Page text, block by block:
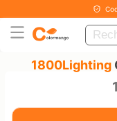
1800Lighting